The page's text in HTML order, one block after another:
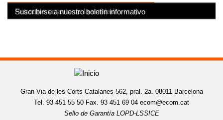
Beneficiese de nuestros servicios
Haz un donativo
Hágase empresa u organización amiga
Patrocine un acto de la entidad
Suscribirse a nuestro boletín informativo
Gran Via de les Corts Catalanes 562, pral. 2a. 08011 Barcelona
Tel. 93 451 55 50 Fax. 93 451 69 04 ecom@ecom.cat
Sello de Garantía LOPD-LSSICE